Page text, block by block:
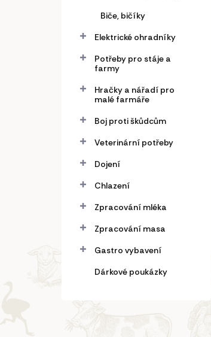
Biče, bičíky
Elektrické ohradníky
Potřeby pro stáje a
farmy
Hračky a nářadí pro
malé farmáře
Boj proti škůdcům
Veterinární potřeby
Dojení
Chlazení
Zpracování mléka
Zpracování masa
Gastro vybavení
Dárkové poukázky